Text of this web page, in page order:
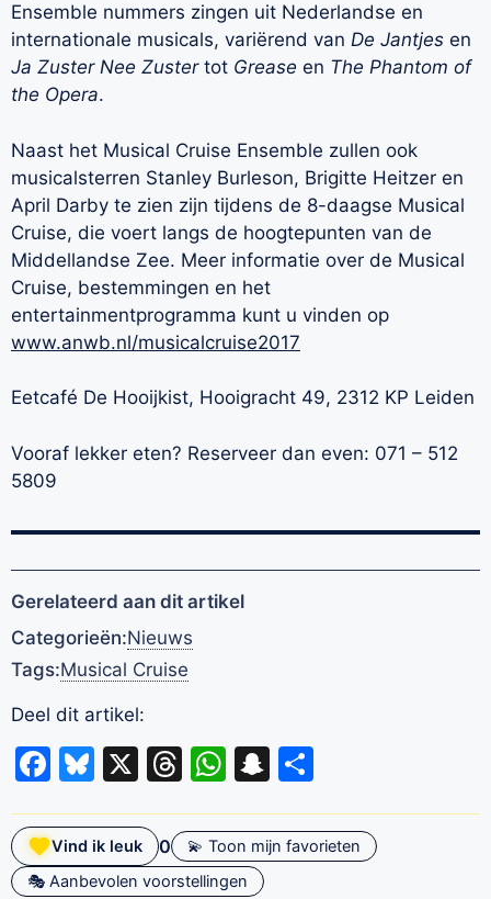
Ensemble nummers zingen uit Nederlandse en
internationale musicals, variërend van De Jantjes en
Ja Zuster Nee Zustertot Grease en The Phantom of
the Opera.
Naast het Musical Cruise Ensemble zullen ook
musicalsterren Stanley Burleson, Brigitte Heitzer en
April Darby te zien zijn tijdens de 8-daagse Musical
Cruise, die voert langs de hoogtepunten van de
Middellandse Zee. Meer informatie over de Musical
Cruise, bestemmingen en het
entertainmentprogramma kunt u vinden op
www.anwb.nl/musicalcruise2017
Eetcafé De Hooijkist, Hooigracht 49, 2312 KP Leiden
Vooraf lekker eten? Reserveer dan even: 071 – 512
5809
Gerelateerd aan dit artikel
Categorieën:Nieuws
Tags:Musical Cruise
Deel dit artikel:
Facebook
Bluesky
X Threads
WhatsApp
Snapchat
Vind ik leuk 0
💫 Toon mijn favorieten
🎭 Aanbevolen voorstellingen